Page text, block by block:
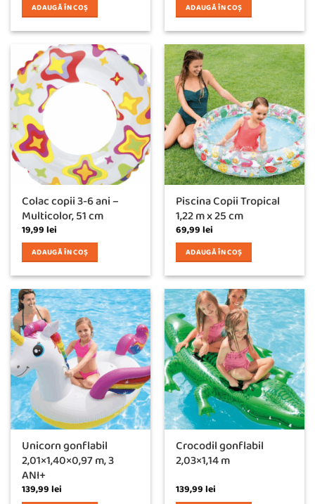
ADAUGĂ ÎN COȘ ADAUGĂ ÎN COȘ
Colac copii 3-6 ani –
Multicolor, 51 cm
19,99lei
ADAUGĂ ÎN COȘ
Piscina Copii Tropical
1,22 m x 25 cm
69,99lei
ADAUGĂ ÎN COȘ
Unicorn gonflabil
2,01×1,40×0,97 m, 3
ANI+
139,99lei
Crocodil gonflabil
2,03×1,14 m
139,99lei